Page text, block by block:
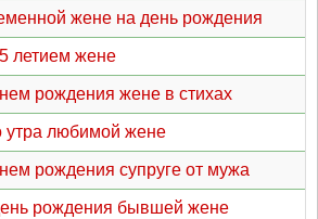
жене на день рождения
летием жене
рождения жене в стихах
утра любимой жене
рождения супруге от мужа
рождения бывшей жене